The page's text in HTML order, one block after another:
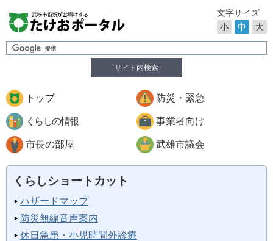
サイト内検索
文字サイズ
小
中 大
トップ 防災・緊急
くらしの情報 事業者向け
市長の部屋 武雄市議会
くらしショートカット
ハザードマップ
防災無線音声案内
休日急患・小児時間外診療